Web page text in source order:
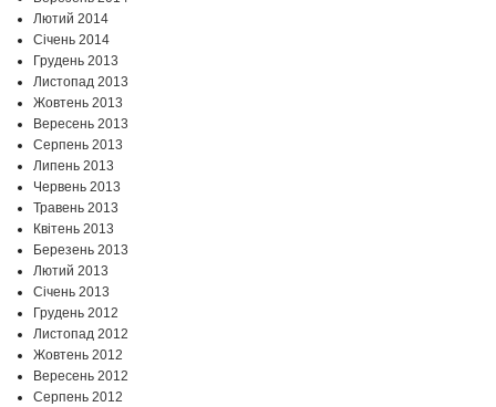
Лютий 2014
Січень 2014
Грудень 2013
Листопад 2013
Жовтень 2013
Вересень 2013
Серпень 2013
Липень 2013
Червень 2013
Травень 2013
Квітень 2013
Березень 2013
Лютий 2013
Січень 2013
Грудень 2012
Листопад 2012
Жовтень 2012
Вересень 2012
Серпень 2012